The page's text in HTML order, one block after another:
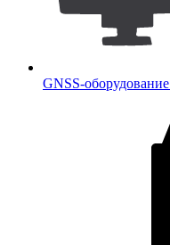
GNSS-оборудование